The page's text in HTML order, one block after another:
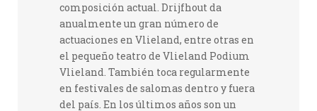
composición actual. Drijfhout da
anualmente un gran número de
actuaciones en Vlieland, entre otras en
el pequeño teatro de Vlieland Podium
Vlieland. También toca regularmente
en festivales de salomas dentro y fuera
del país. En los últimos años son un